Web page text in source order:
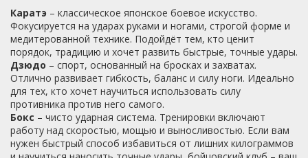
Каратэ – классическое японское боевое искусство.
Фокусируется на ударах руками и ногами, строгой форме и
медитерованной технике. Подойдёт тем, кто ценит
порядок, традицию и хочет развить быстрые, точные удары.
Дзюдо – спорт, основанный на бросках и захватах.
Отлично развивает гибкость, баланс и силу ноги. Идеально
для тех, кто хочет научиться использовать силу
противника против него самого.
Бокс – чисто ударная система. Тренировки включают
работу над скоростью, мощью и выносливостью. Если вам
нужен быстрый способ избавиться от лишних килограммов